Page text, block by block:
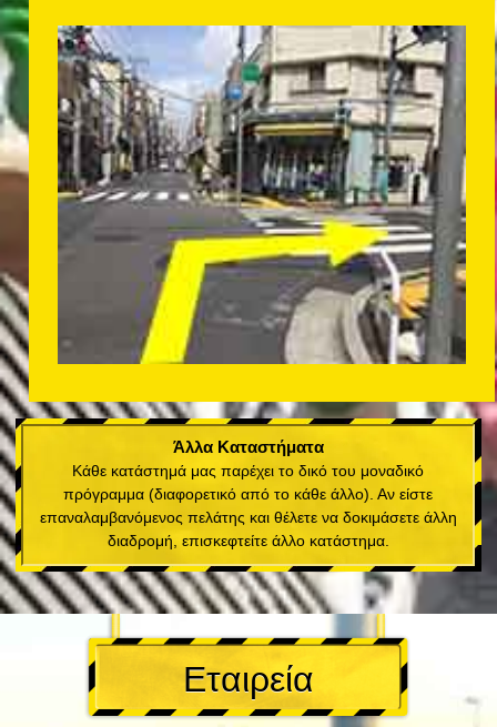
Άλλα Καταστήματα
Κάθε κατάστημά μας παρέχει το δικό του μοναδικό
πρόγραμμα (διαφορετικό από το κάθε άλλο). Αν είστε
επαναλαμβανόμενος πελάτης και θέλετε να δοκιμάσετε άλλη
διαδρομή, επισκεφτείτε άλλο κατάστημα.
Εταιρεία